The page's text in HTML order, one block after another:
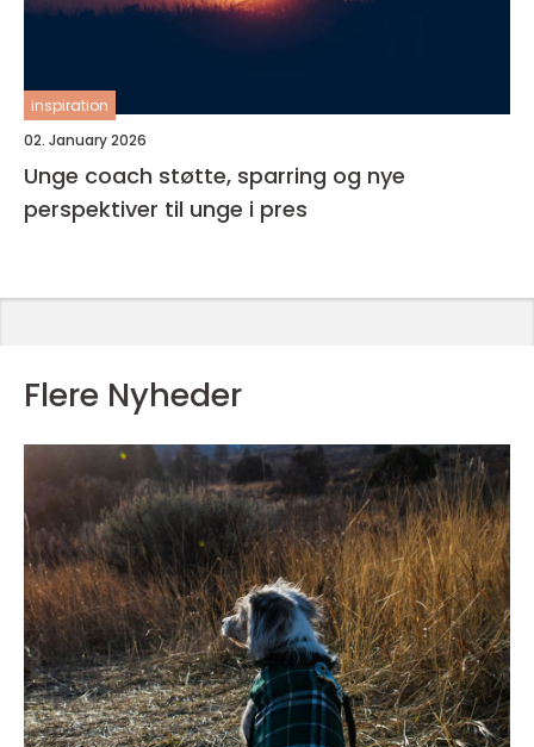
inspiration
02. January 2026
Unge coach støtte, sparring og nye
perspektiver til unge i pres
Flere Nyheder